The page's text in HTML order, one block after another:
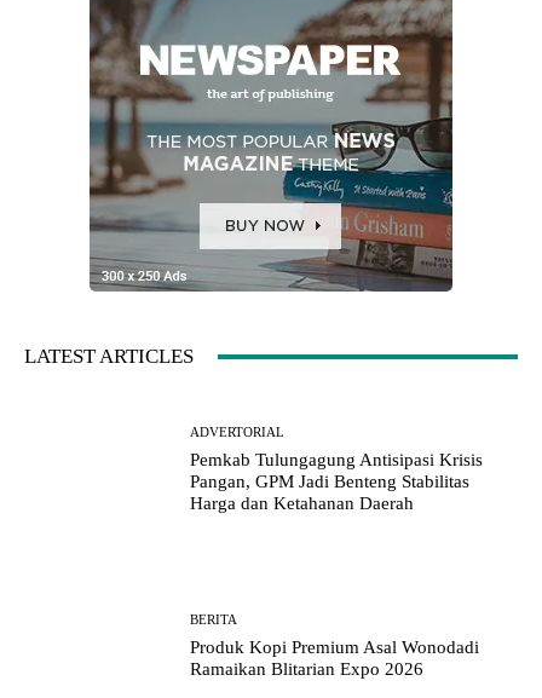
LATEST ARTICLES
ADVERTORIAL
Pemkab Tulungagung Antisipasi Krisis
Pangan, GPM Jadi Benteng Stabilitas
Harga dan Ketahanan Daerah
BERITA
Produk Kopi Premium Asal Wonodadi
Ramaikan Blitarian Expo 2026